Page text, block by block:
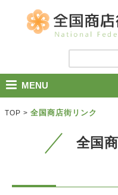
MENU
TOP > 全国商店街リンク
全国